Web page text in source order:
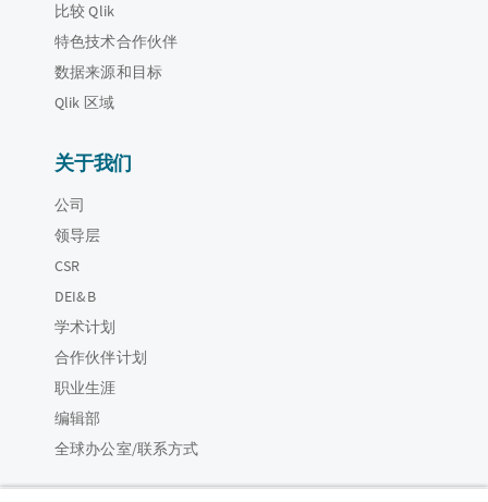
比较 Qlik
特色技术合作伙伴
数据来源和目标
Qlik 区域
关于我们
公司
领导层
CSR
DEI&B
学术计划
合作伙伴计划
职业生涯
编辑部
全球办公室/联系方式